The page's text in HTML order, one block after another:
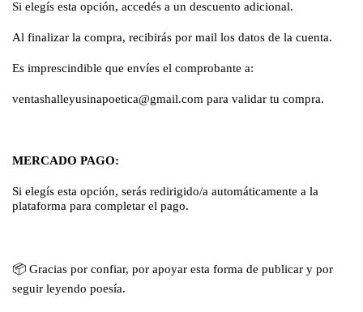
Si elegís esta opción, accedés a un descuento adicional.
Al finalizar la compra, recibirás por mail los datos de la cuenta.
Es imprescindible que envíes el comprobante a:
ventashalleyusinapoetica@gmail.com para validar tu compra.
MERCADO PAGO:
Si elegís esta opción, serás redirigido/a automáticamente a la
plataforma para completar el pago.
📦 Gracias por confiar, por apoyar esta forma de publicar y por
seguir leyendo poesía.